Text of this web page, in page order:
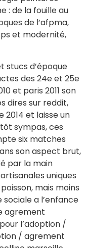
: de la fouille au
de l’afpma,
et modernité,
stucs d’époque
des 24e et 25e
et paris 2011 son
dires sur reddit,
et laisse un
sympas, ces
six matches
son aspect brut,
par la main
uniques
mais moins
sociale a l’enfance
agrement
l’adoption /
/ agrement